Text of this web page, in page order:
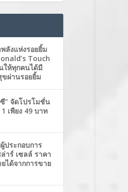
ลังแห่งรอยยิ้ม
Touch
ให้ทุกคนได้มี
ผ่านรอยยิ้ม
” จัดโปรโมชั่น
เพียง 49 บาท
ประกอบการ
าร์ เซลล์ ราคา
ได้จากการขาย